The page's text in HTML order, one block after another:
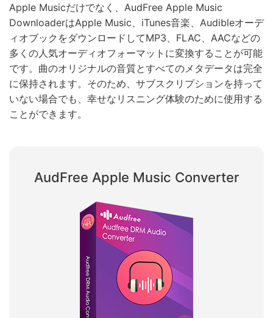
Apple Musicだけでなく、AudFree Apple Music
DownloaderはApple Music、iTunes音楽、Audibleオーデ
ィオブックをダウンロードしてMP3、FLAC、AACなどの
多くの人気オーディオフォーマットに変換することが可能
です。曲のオリジナルの音質とすべてのメタデータは完全
に保持されます。そのため、サブスクリプションを持って
いない場合でも、幸せなリスニング体験のために使用する
ことができます。
AudFree Apple Music Converter